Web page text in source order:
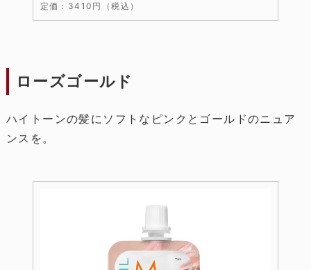
定価：3410円（税込）
ローズゴールド
ハイトーンの髪にソフトなピンクとゴールドのニュア
ンスを。